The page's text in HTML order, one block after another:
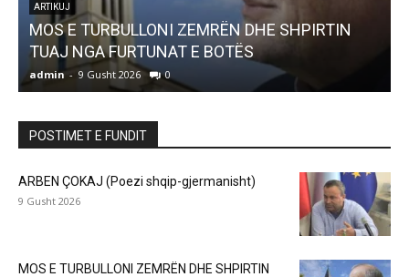
ARTIKUJ
MOS E TURBULLONI ZEMRËN DHE SHPIRTIN
TUAJ NGA FURTUNAT E BOTËS
admin - 9 Gusht 2026 0
POSTIMET E FUNDIT
ARBEN ÇOKAJ (Poezi shqip-gjermanisht)
9 Gusht 2026
MOS E TURBULLONI ZEMRËN DHE SHPIRTIN